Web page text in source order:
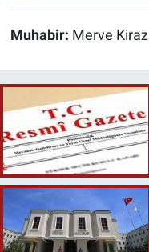
Muhabir: Merve Kiraz